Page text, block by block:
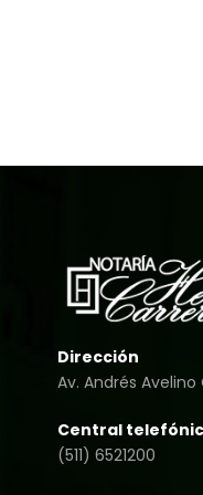
Dirección
Av. Andrés
Central
(511) 6521200